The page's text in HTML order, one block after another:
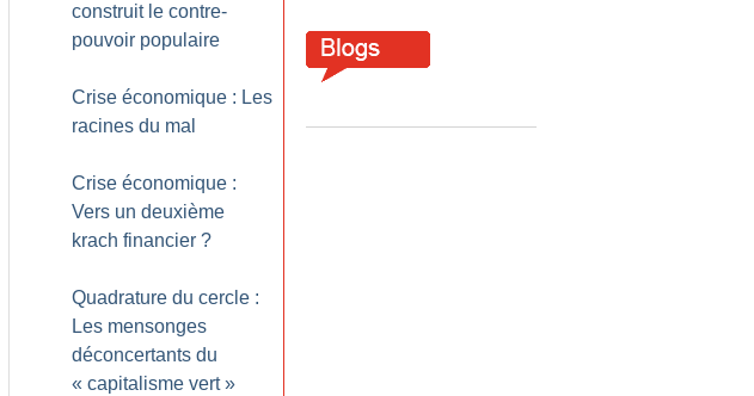
construit le contre-
pouvoir populaire
Crise économique : Les
racines du mal
Crise économique :
Vers un deuxième
krach financier ?
Quadrature du cercle :
Les mensonges
déconcertants du
« capitalisme vert »